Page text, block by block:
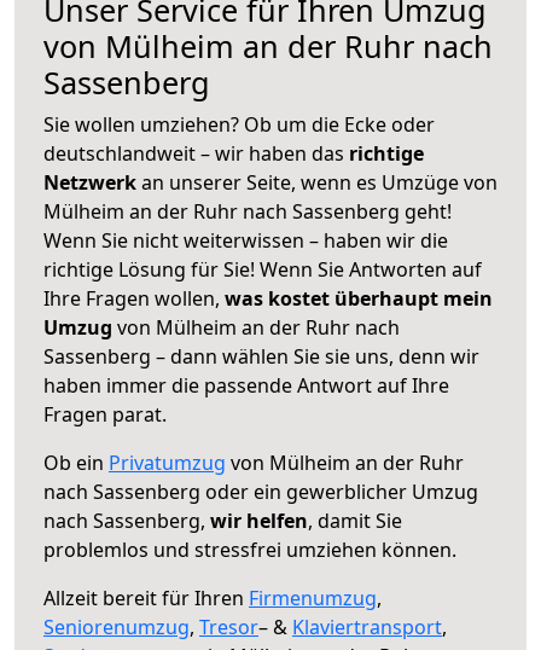
Unser Service für Ihren Umzug
von Mülheim an der Ruhr nach
Sassenberg
Sie wollen umziehen? Ob um die Ecke oder
deutschlandweit – wir haben das richtige
Netzwerkan unserer Seite, wenn es Umzüge von
Mülheim an der Ruhr nach Sassenberg geht!
Wenn Sie nicht weiterwissen – haben wir die
richtige Lösung für Sie! Wenn Sie Antworten auf
Ihre Fragen wollen, was kostet überhaupt mein
Umzug von Mülheim an der Ruhr nach
Sassenberg – dann wählen Sie sie uns, denn wir
haben immer die passende Antwort auf Ihre
Fragen parat.
Ob ein Privatumzug von Mülheim an der Ruhr
nach Sassenberg oder ein gewerblicher Umzug
nach Sassenberg, wir helfen, damit Sie
problemlos und stressfrei umziehen können.
Allzeit bereit für Ihren Firmenumzug,
Seniorenumzug, Tresor– & Klaviertransport,